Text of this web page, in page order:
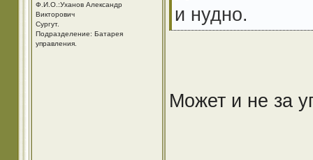
Ф.И.О.:Уханов Александр
Викторович
Cургут.
Подразделение: Батарея
управления.
и нудно.
Может и не за